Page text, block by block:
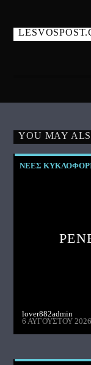
YOU MAY
ΝΕΕΣ
lover882admin
6 ΑΥΓΟΎΣΤΟΥ 2026